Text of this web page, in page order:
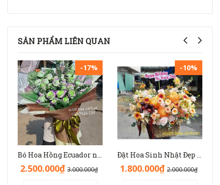
SẢN PHẨM LIÊN QUAN
-17%
Bó Hoa Hồng Ecuador nhập độc lạ sinh nhật - HB1141
2.500.000₫ 3.000.000₫
-10%
Đặt Hoa Sinh Nhật Đẹp Sang Trọng: Lẵng Hoa Màu Nâu(Nude) - GH1093
1.800.000₫ 2.000.000₫